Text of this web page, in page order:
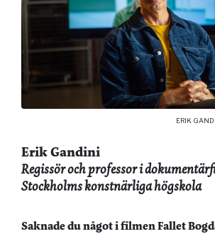
ERIK
Erik Gandini
Regissör och professor i
Stockholms konstnärliga högskola
Saknade du något i filmen Fallet